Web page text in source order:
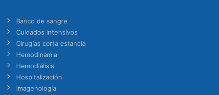
Banco de sangre
Cuidados intensivos
Cirugías corta estancia
Hemodinamia
Hemodiálisis
Hospitalización
Imagenología